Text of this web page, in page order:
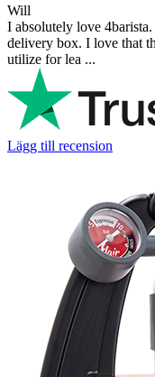
Will
I absolutely love
delivery box. I love that
utilize for lea ...
Lägg till recension